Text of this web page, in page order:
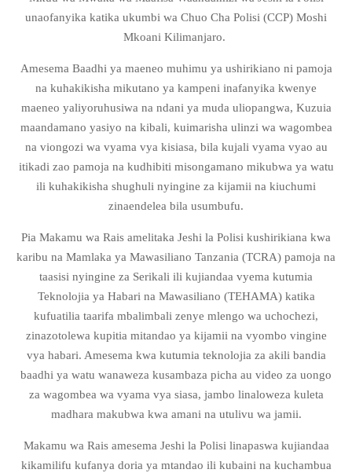
unaofanyika katika ukumbi wa Chuo Cha Polisi (CCP) Moshi
Mkoani Kilimanjaro.
Amesema Baadhi ya maeneo muhimu ya ushirikiano ni pamoja
na kuhakikisha mikutano ya kampeni inafanyika kwenye
maeneo yaliyoruhusiwa na ndani ya muda uliopangwa, Kuzuia
maandamano yasiyo na kibali, kuimarisha ulinzi wa wagombea
na viongozi wa vyama vya kisiasa, bila kujali vyama vyao au
itikadi zao pamoja na kudhibiti misongamano mikubwa ya watu
ili kuhakikisha shughuli nyingine za kijamii na kiuchumi
zinaendelea bila usumbufu.
Pia Makamu wa Rais amelitaka Jeshi la Polisi kushirikiana kwa
karibu na Mamlaka ya Mawasiliano Tanzania (TCRA) pamoja na
taasisi nyingine za Serikali ili kujiandaa vyema kutumia
Teknolojia ya Habari na Mawasiliano (TEHAMA) katika
kufuatilia taarifa mbalimbali zenye mlengo wa uchochezi,
zinazotolewa kupitia mitandao ya kijamii na vyombo vingine
vya habari. Amesema kwa kutumia teknolojia za akili bandia
baadhi ya watu wanaweza kusambaza picha au video za uongo
za wagombea wa vyama vya siasa, jambo linaloweza kuleta
madhara makubwa kwa amani na utulivu wa jamii.
Makamu wa Rais amesema Jeshi la Polisi linapaswa kujiandaa
kikamilifu kufanya doria ya mtandao ili kubaini na kuchambua